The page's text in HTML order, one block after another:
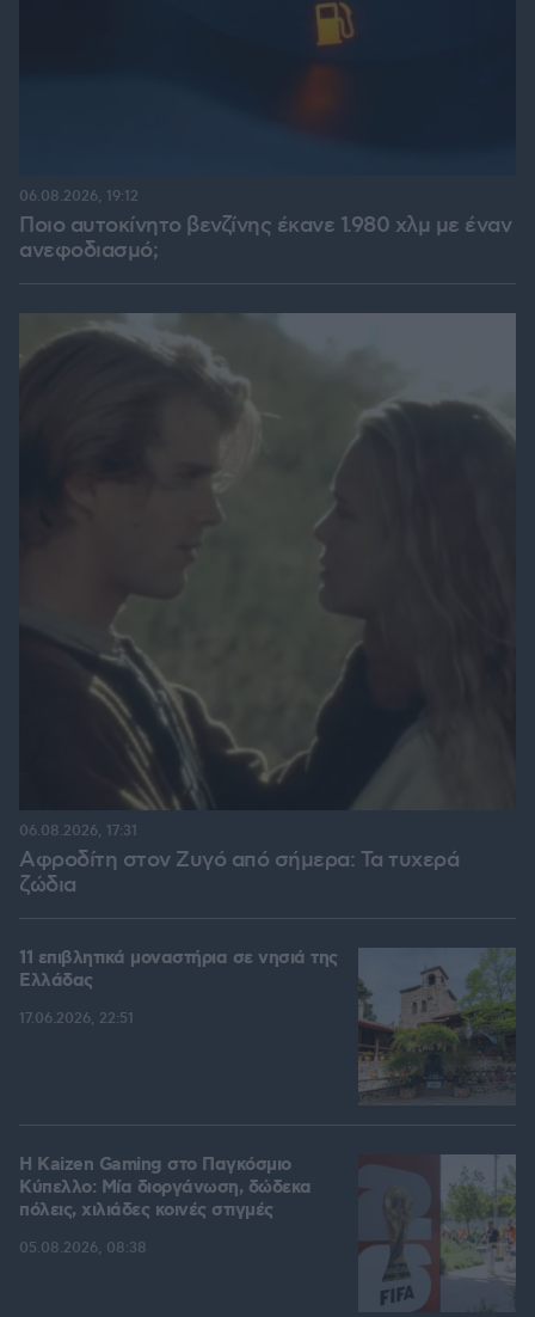
Ποιο αυτοκίνητο βενζίνης έκανε 1.980 χλμ με έναν
ανεφοδιασμό;
06.08.2026, 19:12
Αφροδίτη στον Ζυγό από σήμερα: Τα τυχερά
ζώδια
06.08.2026, 17:31
11 επιβλητικά μοναστήρια σε νησιά της
Ελλάδας
17.06.2026, 22:51
H Kaizen Gaming στο Παγκόσμιο
Kύπελλο: Μία διοργάνωση, δώδεκα
πόλεις, χιλιάδες κοινές στιγμές
05.08.2026, 08:38